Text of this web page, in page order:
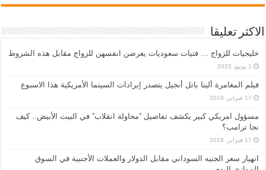
الاكثر تعليقا
خليجيات للزواج … فتيات سعوديات يعرضن انفسهن للزواج مقابل هذه الشروط
1 يونيو، 2023
فيلم المغامرة أليتا‭ ‬باتل أنجيل يتصدر إيرادات السينما الأمريكية هذا الاسبوع
17 فبراير، 2019
مسؤول امريكي كبير يكشف تفاصيل “محاولة انقلاب” في البيت الأبيض.. كيف
نجا ترامب؟
17 فبراير، 2019
انهيار سعر الجنيه السوداني مقابل الدولار والعملات الأجنبية في السوق